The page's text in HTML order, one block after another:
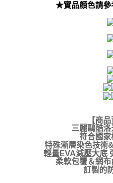
★實品顏色請
【商品
三麗鷗酷洛
符合國家
特殊漸層染色技術
輕量EVA減壓大底
柔軟包覆＆網
訂製的